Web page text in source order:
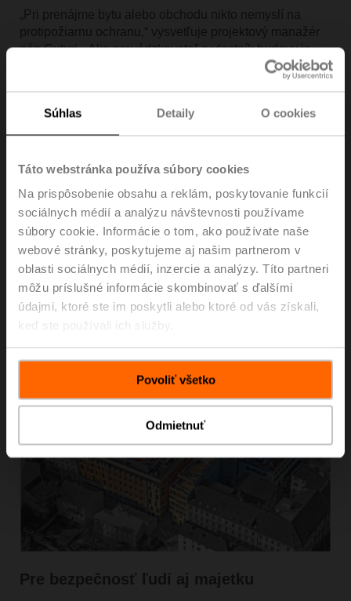
Súhlas Detaily O cookies
Táto webstránka používa súbory cookies
Na prispôsobenie obsahu a reklám, poskytovanie funkcií
sociálnych médií a analýzu návštevnosti používame
súbory cookie. Informácie o tom, ako používate naše
webové stránky, poskytujeme aj našim partnerom v
oblasti sociálnych médií, inzercie a analýzy. Títo partneri
môžu príslušné informácie skombinovať s ďalšími
údajmi, ktoré ste im poskytli alebo ktoré od vás získali,
keď ste používali ich služby.
Povoliť všetko
Odmietnuť
„Pri prenájme bytu alebo obchodu nikto nemyslí na
protipožiarnu ochranu,“ vysvetľuje projektový manažér
pán Cuturi. „Ako prevádzkovateľ a vlastník budovy je
však mimoriadne dôležité byť pripravený na prípad
Pre bezpečnosť ľudí aj majetku